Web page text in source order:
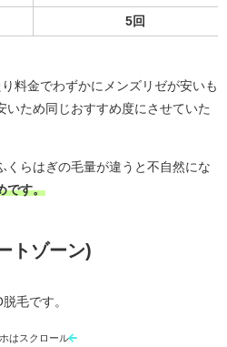
5回
料金でわずかにメンズリゼが安いも
いため同じおすすめ度にさせていた
くらはぎの毛量が違うと不自然にな
です。
トゾーン)
毛です。
はスクロール